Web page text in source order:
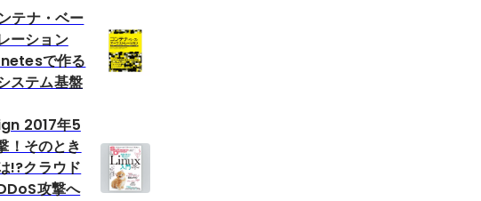
テナ・ベー
ーション
で作る
ステム基盤
2017年5
！そのとき
!?クラウド
攻撃へ